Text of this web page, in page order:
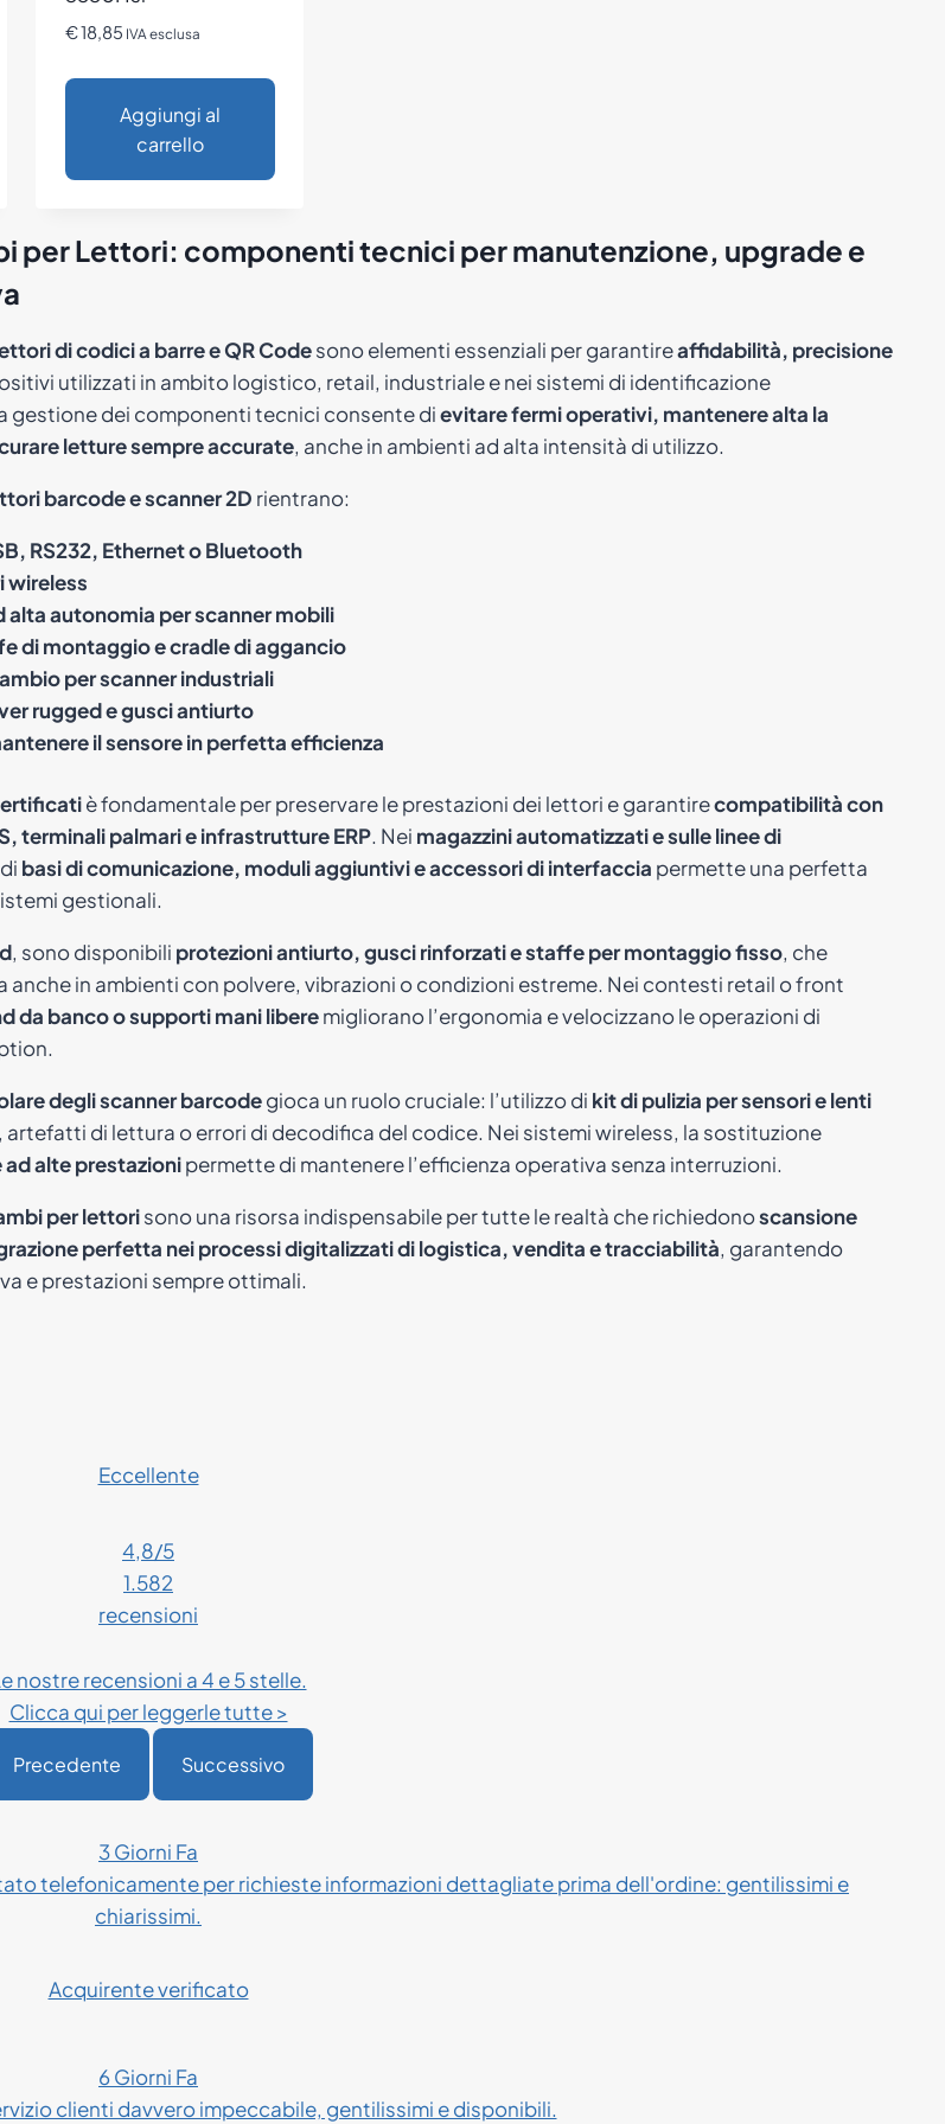
€18,85 IVA esclusa
Aggiungi al
carrello
per Lettori: componenti tecnici per manutenzione, upgrade e
di codici a barre e QR Codesono elementi essenziali per garantireaffidabilità, precisione
utilizzati in ambito logistico, retail, industriale e nei sistemi di identificazione
gestione dei componenti tecnici consente dievitare fermi operativi, mantenere alta la
letture sempre accurate, anche in ambienti ad alta intensità di utilizzo.
barcode e scanner 2D rientrano:
RS232, Ethernet o Bluetooth
wireless
autonomia per scanner mobili
di montaggio e cradle di aggancio
per scanner industriali
rugged e gusci antiurto
il sensore in perfetta efficienza
è fondamentale per preservare le prestazioni dei lettori e garantirecompatibilità con
terminali palmari e infrastrutture ERP. Nei magazzini automatizzati e sulle linee di
basi di comunicazione, moduli aggiuntivi e accessori di interfaccia permette una perfetta
gestionali.
, sono disponibili protezioni antiurto, gusci rinforzati e staffe per montaggio fisso, che
anche in ambienti con polvere, vibrazioni o condizioni estreme. Nei contesti retail o front
da banco o supporti mani liberemigliorano l’ergonomia e velocizzano le operazioni di
degli scanner barcodegioca un ruolo cruciale: l’utilizzo di kit di pulizia per sensori e lenti
artefatti di lettura o errori di decodifica del codice. Nei sistemi wireless, la sostituzione
alte prestazionipermette di mantenere l’efficienza operativa senza interruzioni.
per lettorisono una risorsa indispensabile per tutte le realtà che richiedonoscansione
perfetta nei processi digitalizzati di logistica, vendita e tracciabilità, garantendo
e prestazioni sempre ottimali.
Eccellente
4,8/5
1.582
recensioni
nostre recensioni a 4 e 5 stelle.
Clicca qui per leggerle tutte >
Precedente Successivo
3 Giorni Fa
telefonicamente per richieste informazioni dettagliate prima dell'ordine: gentilissimi e
chiarissimi.
Acquirente verificato
6 Giorni Fa
clienti davvero impeccabile, gentilissimi e disponibili.